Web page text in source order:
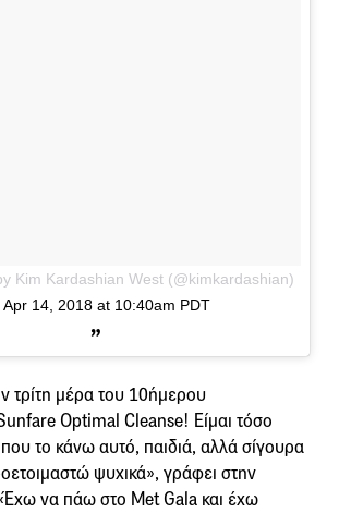
Kim Kardashian West (@kimkardashian)
Apr 14, 2018 at 10:40am PDT
τρίτη μέρα του 10ήμερου
Optimal Cleanse! Είμαι τόσο
το κάνω αυτό, παιδιά, αλλά σίγουρα
ψυχικά», γράφει στην
να πάω στο Met Gala και έχω